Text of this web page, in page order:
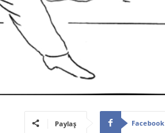
Paylaş Facebook